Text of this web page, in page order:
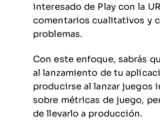
interesado de Play con la
comentarios cualitativos y
problemas.
Con este enfoque, sabrás
al lanzamiento de tu
producirse al lanzar
sobre métricas de juego,
de llevarlo a producción.